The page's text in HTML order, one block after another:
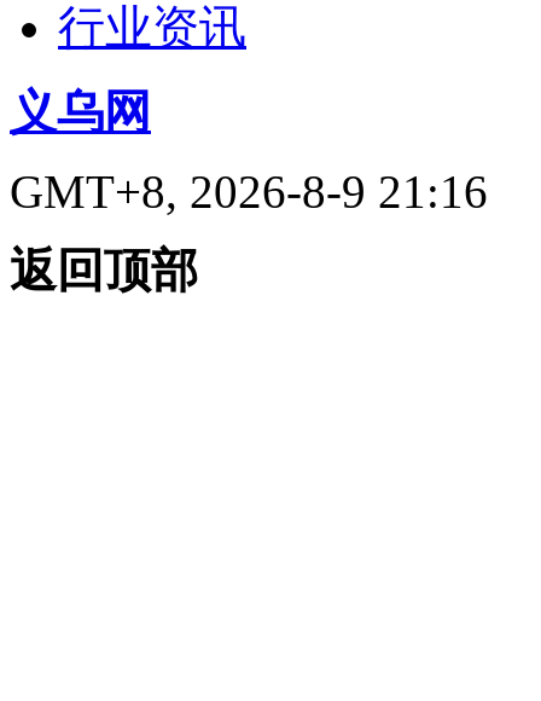
行业资讯
义乌网
GMT+8, 2026-8-9 21:16
返回顶部